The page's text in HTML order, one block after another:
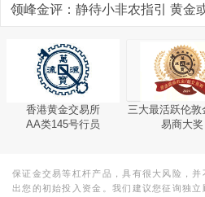
香港黄金交易所
AA类145号行员
三大最活跃伦敦
易商大奖
保证金交易等杠杆产品，具有很大风险，
出您的初始投入资金。我们建议您征询独